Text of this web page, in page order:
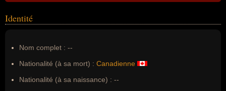
Identité
Nom complet : --
Nationalité (à sa mort) : Canadienne
Nationalité (à sa naissance) : --